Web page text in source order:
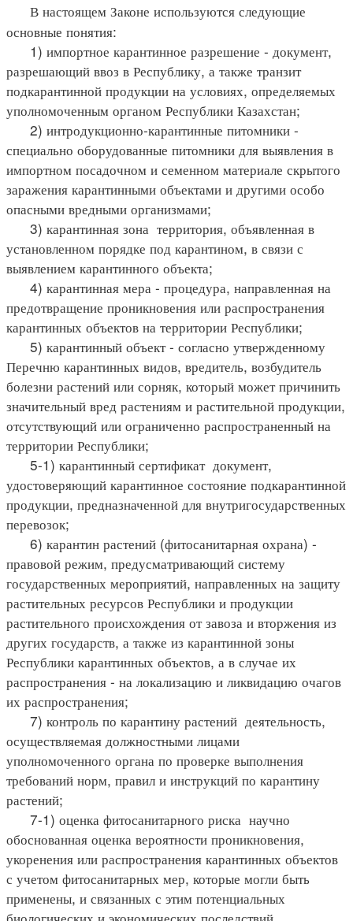
В настоящем Законе используются следующие
основные понятия:
1) импортное карантинное разрешение - документ,
разрешающий ввоз в Республику, а также транзит
подкарантинной продукции на условиях, определяемых
уполномоченным органом Республики Казахстан;
2) интродукционно-карантинные питомники -
специально оборудованные питомники для выявления в
импортном посадочном и семенном материале скрытого
заражения карантинными объектами и другими особо
опасными вредными организмами;
3) карантинная зона территория, объявленная в
установленном порядке под карантином, в связи с
выявлением карантинного объекта;
4) карантинная мера - процедура, направленная на
предотвращение проникновения или распространения
карантинных объектов на территории Республики;
5) карантинный объект - согласно утвержденному
Перечню карантинных видов, вредитель, возбудитель
болезни растений или сорняк, который может причинить
значительный вред растениям и растительной продукции,
отсутствующий или ограниченно распространенный на
территории Республики;
5-1) карантинный сертификат документ,
удостоверяющий карантинное состояние подкарантинной
продукции, предназначенной для внутригосударственных
перевозок;
6) карантин растений (фитосанитарная охрана) -
правовой режим, предусматривающий систему
государственных мероприятий, направленных на защиту
растительных ресурсов Республики и продукции
растительного происхождения от завоза и вторжения из
других государств, а также из карантинной зоны
Республики карантинных объектов, а в случае их
распространения - на локализацию и ликвидацию очагов
их распространения;
7) контроль по карантину растений деятельность,
осуществляемая должностными лицами
уполномоченного органа по проверке выполнения
требований норм, правил и инструкций по карантину
растений;
7-1) оценка фитосанитарного риска научно
обоснованная оценка вероятности проникновения,
укоренения или распространения карантинных объектов
с учетом фитосанитарных мер, которые могли быть
применены, и связанных с этим потенциальных